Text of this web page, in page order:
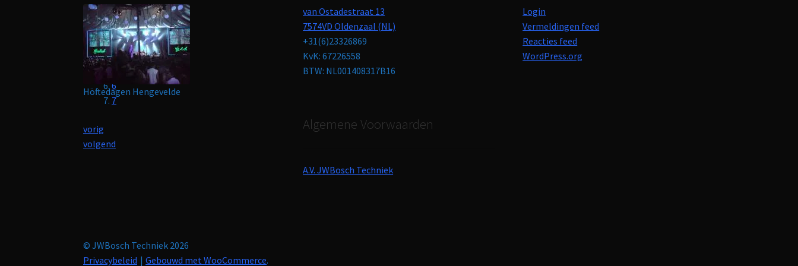
Höftedagen Hengevelde
1
2
3
4
6
7
vorig
volgend
van Ostadestraat 13
7574VD Oldenzaal (NL)
+31(6)23326869
KvK: 67226558
BTW: NL001408317B16
Algemene Voorwaarden
A.V. JWBosch Techniek
Login
Vermeldingen feed
Reacties feed
WordPress.org
© JWBosch Techniek 2026
Privacybeleid
Gebouwd met WooCommerce.